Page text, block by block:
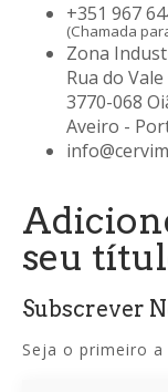
+351 967
(Chamada
Zona
Rua do
3770-068
Aveiro -
seu
Subscrever
Seja o primeiro a